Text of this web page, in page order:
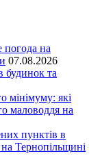
погода на
07.08.2026
будинок та
мінімуму: які
маловоддя на
пунктів в
на Тернопільщині